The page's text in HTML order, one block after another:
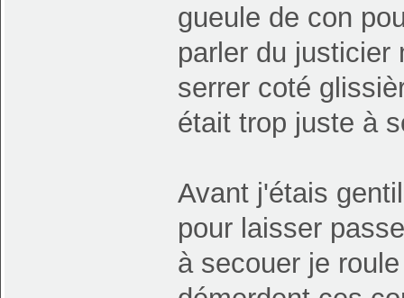
gueule de con
parler du justicier
serrer coté
était trop juste à
Avant j'étais
pour laisser
à secouer je